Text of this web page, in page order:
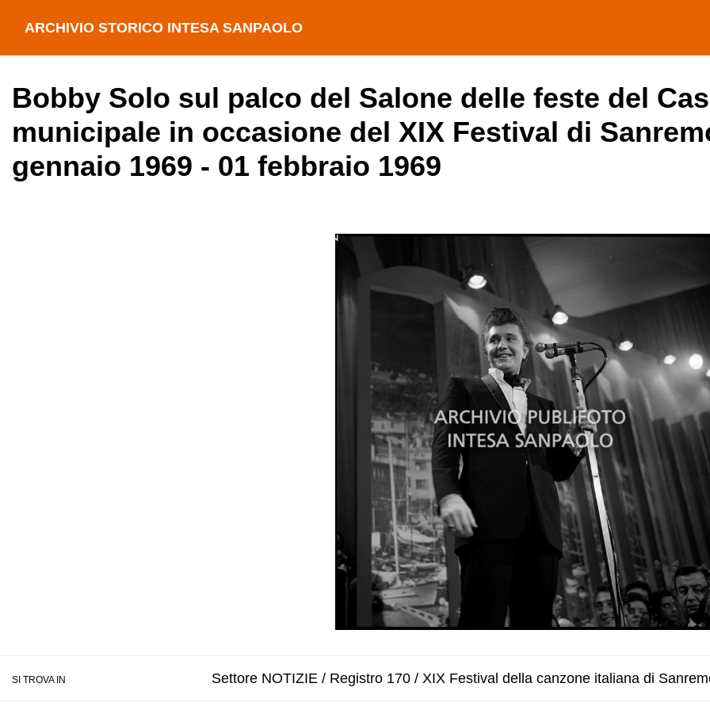
ARCHIVIO STORICO INTESA SANPAOLO
Bobby Solo sul palco del Salone delle feste del
municipale in occasione del XIX Festival di
gennaio 1969 - 01 febbraio 1969
SI TROVA IN Settore NOTIZIE / Registro 170 / XIX Festival della canzone italiana di